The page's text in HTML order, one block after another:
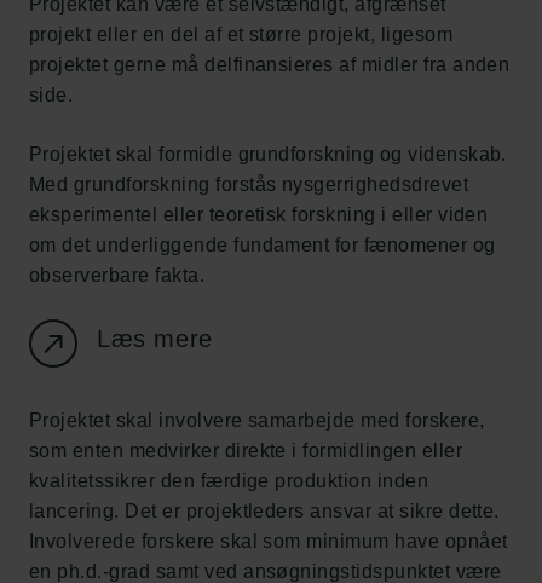
Projektet kan være et selvstændigt, afgrænset
projekt eller en del af et større projekt, ligesom
projektet gerne må delfinansieres af midler fra anden
side.
Projektet skal formidle grundforskning og videnskab.
Med grundforskning forstås nysgerrighedsdrevet
eksperimentel eller teoretisk forskning i eller viden
om det underliggende fundament for fænomener og
observerbare fakta.
Læs mere
Projektet skal involvere samarbejde med forskere,
som enten medvirker direkte i formidlingen eller
kvalitetssikrer den færdige produktion inden
lancering. Det er projektleders ansvar at sikre dette.
Involverede forskere skal som minimum have opnået
en ph.d.-grad samt ved ansøgningstidspunktet være